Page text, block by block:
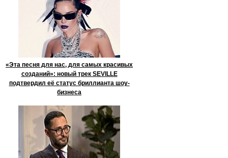
«Эта песня для нас, для самых красивых
созданий»: новый трек SEVILLE
подтвердил её статус бриллианта шоу-
бизнеса